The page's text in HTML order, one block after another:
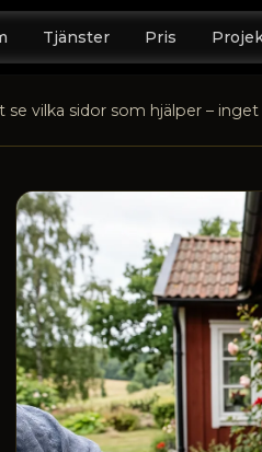
Tjänster Pris
vilka sidor som hjälper – inget